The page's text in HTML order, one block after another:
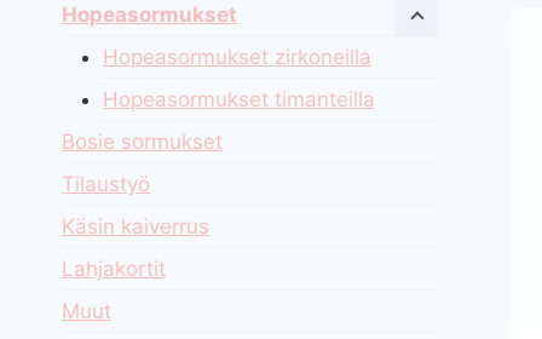
Hopeasormukset
Hopeasormukset zirkoneilla
Hopeasormukset timanteilla
Bosie sormukset
Tilaustyö
Käsin kaiverrus
Lahjakortit
Muut